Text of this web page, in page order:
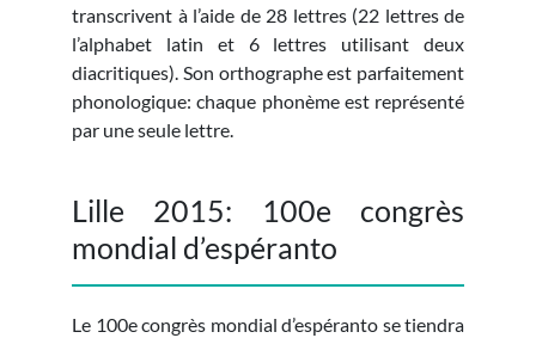
transcrivent à l’aide de 28 lettres (22 lettres de
l’alphabet latin et 6 lettres utilisant deux
diacritiques). Son orthographe est parfaitement
phonologique: chaque phonème est représenté
par une seule lettre.
Lille 2015: 100e congrès
mondial d’espéranto
Le 100e congrès mondial d’espéranto se tiendra